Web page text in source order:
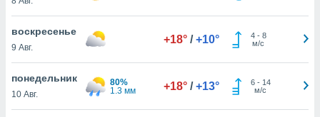
основе.
нашей
воскресенье
9 Авг.
+18° / +10° 4- 8
м/с
понедельник
10 Авг.
80%
1.3 мм
+18° / +13° 6- 14
м/с